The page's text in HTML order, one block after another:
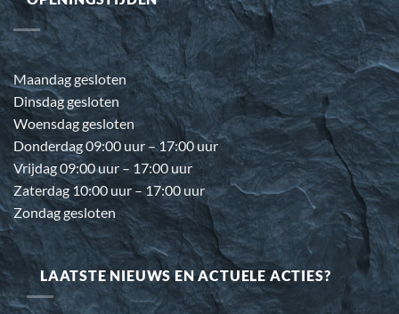
Maandag gesloten
Dinsdag gesloten
Woensdag gesloten
Donderdag 09:00 uur – 17:00 uur
Vrijdag 09:00 uur – 17:00 uur
Zaterdag 10:00 uur – 17:00 uur
Zondag gesloten
LAATSTE NIEUWS EN ACTUELE ACTIES?